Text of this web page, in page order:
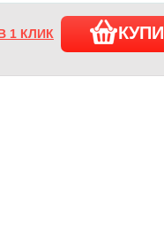
1 КЛИК